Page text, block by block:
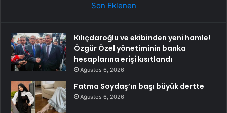
Son Eklenen
Kılıçdaroğlu ve ekibinden yeni hamle!
Özgür Özel yönetiminin banka
hesaplarına erişi kısıtlandı
Ağustos 6, 2026
Fatma Soydaş’ın başı büyük dertte
Ağustos 6, 2026